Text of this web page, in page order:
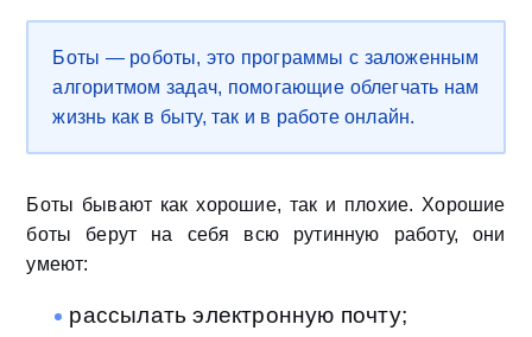
Боты — роботы, это программы с заложенным
алгоритмом задач, помогающие облегчать нам
жизнь как в быту, так и в работе онлайн.
Боты бывают как хорошие, так и плохие. Хорошие
боты берут на себя всю рутинную работу, они
умеют:
рассылать электронную почту;